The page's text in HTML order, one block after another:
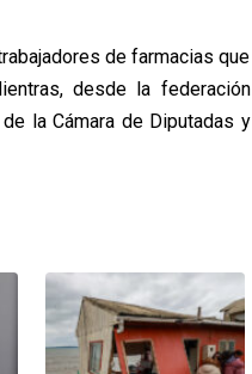
de farmacias que
desde la federación
la Cámara de Diputadas y